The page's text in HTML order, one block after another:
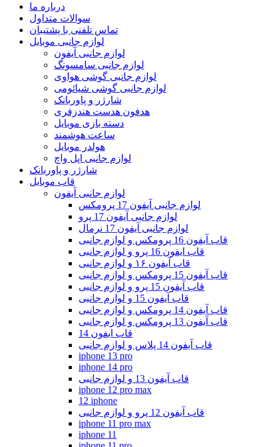
درباره ما
سوالات متداول
تماس تلفنی با پشتیبان
لوازم جانبی موبایل
لوازم جانبی آیفون
لوازم جانبی سامسونگ
لوازم جانبی گوشی هواوی
لوازم جانبی گوشی شیائومی
شارژر و پاوربانک
هدفون هدست هندزفری
دسته بازی موبایل
ساعت هوشمند
هولدر موبایل
لوازم جانبی اپل واچ
شارژر و پاوربانک
قاب موبایل
لوازم جانبی آیفون
لوازم جانبی آیفون 17 پرومکس
لوازم جانبی آیفون 17 پرو
لوازم جانبی آیفون 17 نرمال
قاب آیفون 16 پرومکس و لوازم جانبی
قاب ایفون 16 پرو و لوازم جانبی
قاب آیفون ۱۶ و لوازم جانبی
قاب آیفون 15 پرومکس و لوازم جانبی
قاب آیفون 15 پرو و لوازم جانبی
قاب آیفون 15 و لوازم جانبی
قاب آیفون 14 پرومکس و لوازم جانبی
قاب آیفون 13 پرومکس و لوازم جانبی
قاب ایفون 14
قاب آیفون 14 پلاس و لوازم جانبی
iphone 13 pro
iphone 14 pro
قاب آیفون 13 و لوازم جانبی
iphone 12 pro max
12 iphone
قاب آیفون 12 پرو و لوازم جانبی
iphone 11 pro max
iphone 11